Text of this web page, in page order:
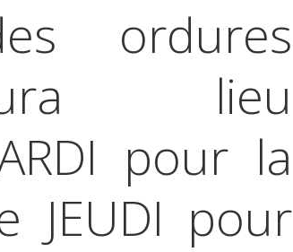
ordures
lieu
pour la
JEUDI pour